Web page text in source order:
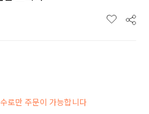
로만 주문이 가능합니다